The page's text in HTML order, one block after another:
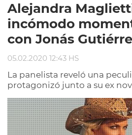
Alejandra
incómodo
con Jonás
05.02.2020 12:43 HS
La panelista reveló una
protagonizó junto a su ex